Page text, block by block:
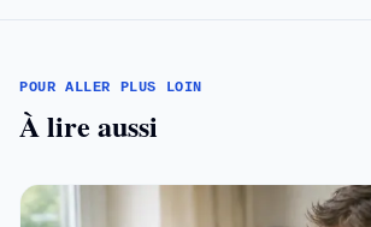
POUR ALLER PLUS LOIN
À lire aussi